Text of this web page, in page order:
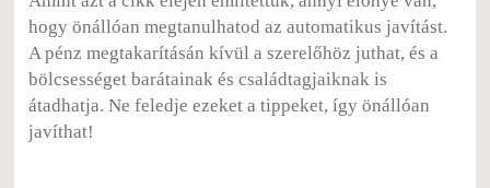
hogy önállóan megtanulhatod az automatikus javítást.
A pénz megtakarításán kívül a szerelőhöz juthat, és a
bölcsességet barátainak és családtagjaiknak is
átadhatja. Ne feledje ezeket a tippeket, így önállóan
javíthat!